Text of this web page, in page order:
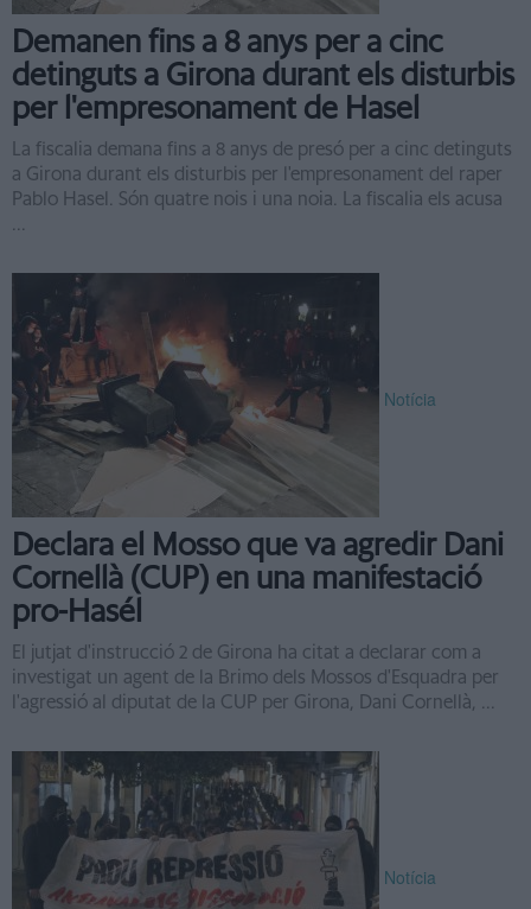
Demanen fins a 8 anys per a cinc
detinguts a Girona durant els disturbis
per l'empresonament de Hasel
La fiscalia demana fins a 8 anys de presó per a cinc detinguts
a Girona durant els disturbis per l'empresonament del raper
Pablo Hasel. Són quatre nois i una noia. La fiscalia els acusa
Notícia
Declara el Mosso que va agredir Dani
Cornellà (CUP) en una manifestació
pro-Hasél
El jutjat d'instrucció 2 de Girona ha citat a declarar com a
investigat un agent de la Brimo dels Mossos d'Esquadra per
l'agressió al diputat de la CUP per Girona, Dani Cornellà, ...
Notícia